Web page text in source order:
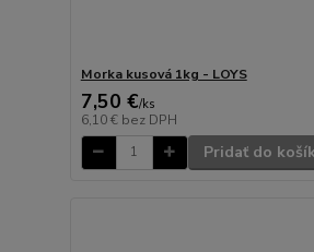
Morka kusová 1kg - LOYS
7,50 €/ks
6,10 € bez DPH
Pridať do